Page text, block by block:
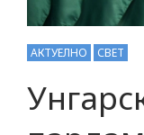
АКТУЕЛНО СВЕТ